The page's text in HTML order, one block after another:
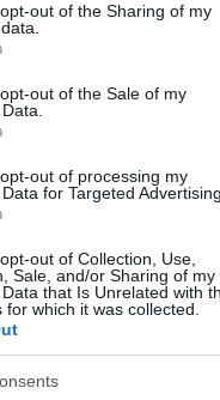
visit or usage behaviour.
to Google and its
for below specified purposes
out of the Sharing of my
out of the Sale of my
out of processing my
for Targeted Advertising.
out of Collection, Use,
Sale, and/or Sharing of my
that Is Unrelated with
for which it was collected.
l'accesso
Login
qui
Di Olbia
Lucas Gatti
OLBIA
Notizie Gallura
Lucas Gatti
Olbia